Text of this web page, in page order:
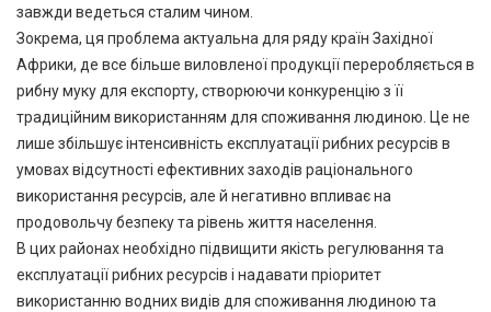
завжди ведеться сталим чином.
Зокрема, ця проблема актуальна для ряду країн Західної
Африки, де все більше виловленої продукції переробляється в
рибну муку для експорту, створюючи конкуренцію з її
традиційним використанням для споживання людиною. Це не
лише збільшує інтенсивність експлуатації рибних ресурсів в
умовах відсутності ефективних заходів раціонального
використання ресурсів, але й негативно впливає на
продовольчу безпеку та рівень життя населення.
В цих районах необхідно підвищити якість регулювання та
експлуатації рибних ресурсів і надавати пріоритет
використанню водних видів для споживання людиною та